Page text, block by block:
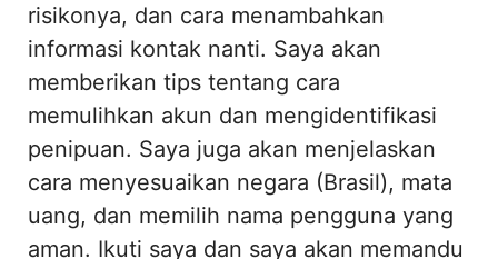
risikonya, dan cara menambahkan
informasi kontak nanti. Saya akan
memberikan tips tentang cara
memulihkan akun dan mengidentifikasi
penipuan. Saya juga akan menjelaskan
cara menyesuaikan negara (Brasil), mata
uang, dan memilih nama pengguna yang
aman. Ikuti saya dan saya akan memandu